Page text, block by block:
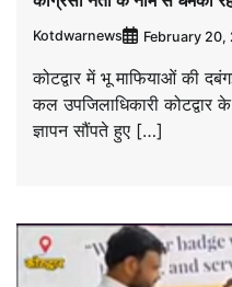
Kotdwarnews February 20,
कोटद्वार में भू माफियाओं की
कल उपजिलाधिकारी कोटद्वार
ज्ञापन सौंपते हुए […]